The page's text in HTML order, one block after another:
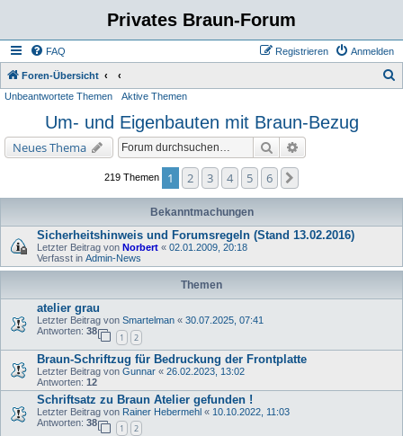
Privates Braun-Forum
FAQ Anmelden
Registrieren
Foren-Übersicht
Unbeantwortete Themen Aktive Themen
Um- und Eigenbauten mit Braun-Bezug
Neues Thema Suche
219 Themen 1 2 3 4 5 6
Bekanntmachungen
Sicherheitshinweis und Forumsregeln (Stand 13.02.2016)
Letzter Beitrag von Norbert « 02.01.2009, 20:18
Verfasst in Admin-News
Themen
atelier grau
Letzter Beitrag von Smartelman « 30.07.2025, 07:41
Antworten: 38
1 2
Braun-Schriftzug für Bedruckung der Frontplatte
Letzter Beitrag von Gunnar « 26.02.2023, 13:02
Antworten: 12
Schriftsatz zu Braun Atelier gefunden !
Letzter Beitrag von Rainer Hebermehl « 10.10.2022, 11:03
Antworten: 38
1 2